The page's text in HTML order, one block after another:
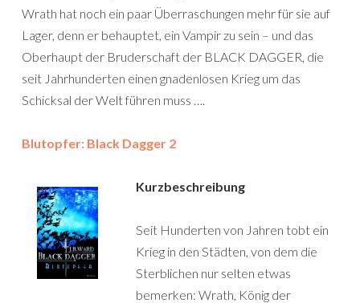
Wrath hat noch ein paar Überraschungen mehr für sie auf
Lager, denn er behauptet, ein Vampir zu sein – und das
Oberhaupt der Bruderschaft der BLACK DAGGER, die
seit Jahrhunderten einen gnadenlosen Krieg um das
Schicksal der Welt führen muss ….
Blutopfer: Black Dagger 2
Kurzbeschreibung
Seit Hunderten von Jahren tobt ein
Krieg in den Städten, von dem die
Sterblichen nur selten etwas
bemerken: Wrath, König der